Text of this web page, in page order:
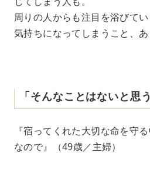
周りの人からも注目を浴びて
気持ちになってしまうこと、あ
「そんなことはないと
『宿ってくれた大切な命を守
なので』（49歳／主婦）